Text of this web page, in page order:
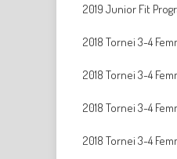
2019 Junior Fit
2018 Tornei 3-4
2018 Tornei 3-4
2018 Tornei 3-4
2018 Tornei 3-4